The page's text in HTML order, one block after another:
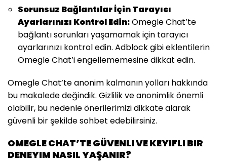
Sorunsuz Bağlantılar İçin Tarayıcı
Ayarlarınızı Kontrol Edin:Omegle Chat’te
bağlantı sorunları yaşamamak için tarayıcı
ayarlarınızı kontrol edin. Adblock gibi eklentilerin
Omegle Chat’i engellememesine dikkat edin.
Omegle Chat’te anonim kalmanın yolları hakkında
bu makalede değindik. Gizlilik ve anonimlik önemli
olabilir, bu nedenle önerilerimizi dikkate alarak
güvenli bir şekilde sohbet edebilirsiniz.
OMEGLE CHAT’TE GÜVENLI VE KEYIFLI BIR
DENEYIM NASIL YAŞANIR?